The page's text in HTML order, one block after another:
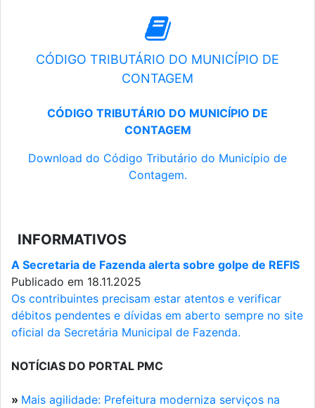
CÓDIGO TRIBUTÁRIO DO MUNICÍPIO DE
CONTAGEM
CÓDIGO TRIBUTÁRIO DO MUNICÍPIO DE
CONTAGEM
Download do Código Tributário do Município de
Contagem.
INFORMATIVOS
A Secretaria de Fazenda alerta sobre golpe de REFIS
Publicado em 18.11.2025
Os contribuintes precisam estar atentos e verificar
débitos pendentes e dívidas em aberto sempre no site
oficial da Secretária Municipal de Fazenda.
NOTÍCIAS DO PORTAL PMC
» Mais agilidade: Prefeitura moderniza serviços na